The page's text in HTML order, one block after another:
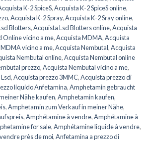
K-2 SpiceS,Acquista K-2 SpiceS online,
,Acquista K-2 Spray,Acquista K-2 Sray online,
Blotters,Acquista Lsd Blotters online,Acquista
Online vicino a me,Acquista MDMA,Acquista
vicino a me,Acquista Nembutal,Acquista
Nembutal online,Acquista Nembutal online
prezzo,Acquista Nembutal vicino a me,
,Acquista prezzo 3MMC,Acquista prezzo di
liquido Anfetamina,Amphetamin gebraucht
Nähe kaufen,Amphetamin kaufen,
,Amphetamin zum Verkauf in meiner Nähe,
,Amphétamine à vendre,Amphétamine à
for sale,Amphétamine liquide à vendre,
près de moi,Anfetamina a prezzo di